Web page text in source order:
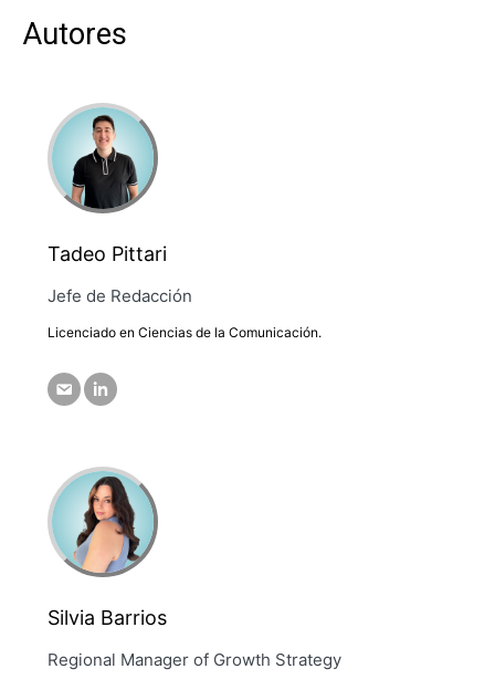
Autores
Tadeo Pittari
Jefe de Redacción
Licenciado en Ciencias de la Comunicación.
Silvia Barrios
Regional Manager of Growth Strategy